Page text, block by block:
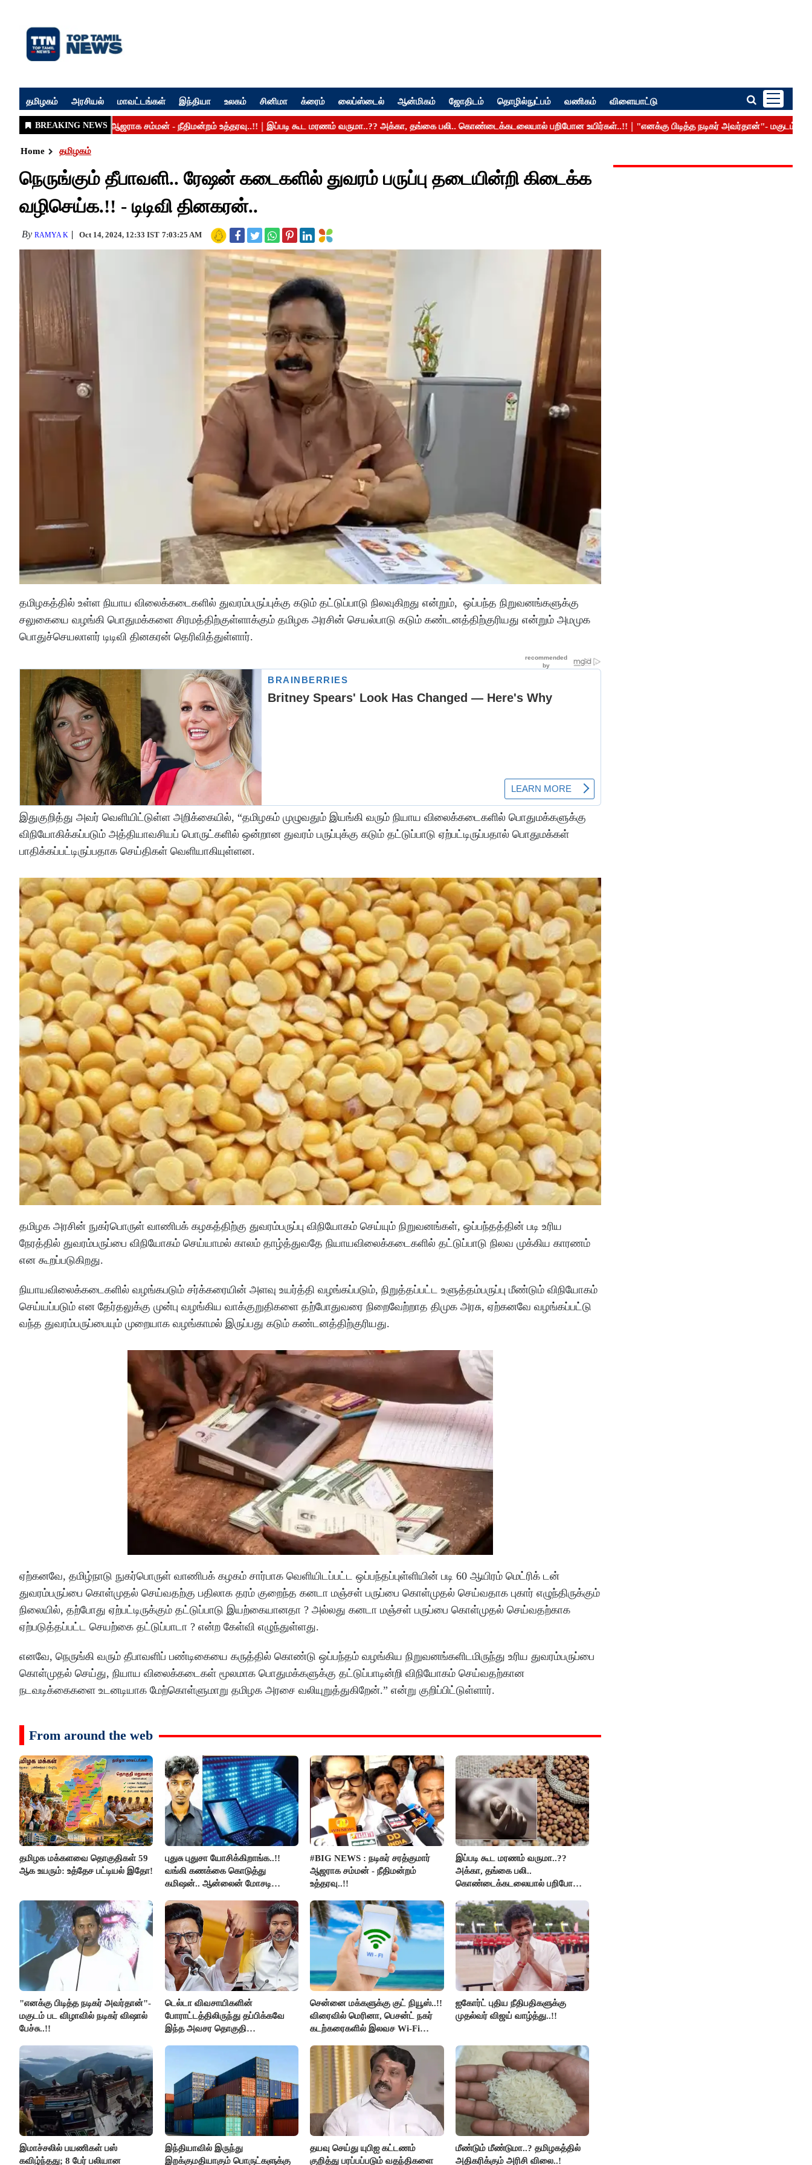
தமிழகம் அரசியல் மாவட்டங்கள் இந்தியா உலகம் சினிமா க்ரைம் லைப்ஸ்டைல் ஆன்மிகம் ஜோதிடம் தொழில்நுட்பம் வணிகம் விளையாட்டு
Home தமிழகம்
நெருங்கும் தீபாவளி.. ரேஷன் கடைகளில் துவரம் பருப்பு தடையின்றி கிடைக்க
வழிசெய்க.!! - டிடிவி தினகரன்..
By RAMYA K Oct 14, 2024, 12:33 IST 7:03:25 AM
தமிழகத்தில் உள்ள நியாய விலைக்கடைகளில் துவரம்பருப்புக்கு கடும் தட்டுப்பாடு நிலவுகிறது என்றும், ஒப்பந்த நிறுவனங்களுக்கு
சலுகையை வழங்கி பொதுமக்களை சிரமத்திற்குள்ளாக்கும் தமிழக அரசின் செயல்பாடு கடும் கண்டனத்திற்குரியது என்றும் அமமுக
பொதுச்செயலாளர் டிடிவி தினகரன் தெரிவித்துள்ளார்.
இதுகுறித்து அவர் வெளியிட்டுள்ள அறிக்கையில், “தமிழகம் முழுவதும் இயங்கி வரும் நியாய விலைக்கடைகளில் பொதுமக்களுக்கு
விநியோகிக்கப்படும் அத்தியாவசியப் பொருட்களில் ஒன்றான துவரம் பருப்புக்கு கடும் தட்டுப்பாடு ஏற்பட்டிருப்பதால் பொதுமக்கள்
பாதிக்கப்பட்டிருப்பதாக செய்திகள் வெளியாகியுள்ளன.
தமிழக அரசின் நுகர்பொருள் வாணிபக் கழகத்திற்கு துவரம்பருப்பு விநியோகம் செய்யும் நிறுவனங்கள், ஒப்பந்தத்தின் படி உரிய
நேரத்தில் துவரம்பருப்பை விநியோகம் செய்யாமல் காலம் தாழ்த்துவதே நியாயவிலைக்கடைகளில் தட்டுப்பாடு நிலவ முக்கிய காரணம்
என கூறப்படுகிறது.
நியாயவிலைக்கடைகளில் வழங்கபடும் சர்க்கரையின் அளவு உயர்த்தி வழங்கப்படும், நிறுத்தப்பட்ட உளுத்தம்பருப்பு மீண்டும் விநியோகம்
செய்யப்படும் என தேர்தலுக்கு முன்பு வழங்கிய வாக்குறுதிகளை தற்போதுவரை நிறைவேற்றாத திமுக அரசு, ஏற்கனவே வழங்கப்பட்டு
வந்த துவரம்பருப்பையும் முறையாக வழங்காமல் இருப்பது கடும் கண்டனத்திற்குரியது.
ஏற்கனவே, தமிழ்நாடு நுகர்பொருள் வாணிபக் கழகம் சார்பாக வெளியிடப்பட்ட ஒப்பந்தப்புள்ளியின் படி 60 ஆயிரம் மெட்ரிக் டன்
துவரம்பருப்பை கொள்முதல் செய்வதற்கு பதிலாக தரம் குறைந்த கனடா மஞ்சள் பருப்பை கொள்முதல் செய்வதாக புகார் எழுந்திருக்கும்
நிலையில், தற்போது ஏற்பட்டிருக்கும் தட்டுப்பாடு இயற்கையானதா ? அல்லது கனடா மஞ்சள் பருப்பை கொள்முதல் செய்வதற்காக
ஏற்படுத்தப்பட்ட செயற்கை தட்டுப்பாடா ? என்ற கேள்வி எழுந்துள்ளது.
எனவே, நெருங்கி வரும் தீபாவளிப் பண்டிகையை கருத்தில் கொண்டு ஒப்பந்தம் வழங்கிய நிறுவனங்களிடமிருந்து உரிய துவரம்பருப்பை
கொள்முதல் செய்து, நியாய விலைக்கடைகள் மூலமாக பொதுமக்களுக்கு தட்டுப்பாடின்றி விநியோகம் செய்வதற்கான
நடவடிக்கைகளை உடனடியாக மேற்கொள்ளுமாறு தமிழக அரசை வலியுறுத்துகிறேன்.” என்று குறிப்பிட்டுள்ளார்.
From around the web
தமிழக மக்களவை தொகுதிகள் 59
ஆக உயரும்: உத்தேச பட்டியல் இதோ!
புதுசு புதுசா யோசிக்கிறாங்க..!!
வங்கி கணக்கை கொடுத்து
கமிஷன்.. ஆன்லைன் மோசடி
கைது..!!
#BIG NEWS : நடிகர் சரத்குமார்
ஆஜராக சம்மன் - நீதிமன்றம்
உத்தரவு..!!
இப்படி கூட மரணம் வருமா..??
அக்கா, தங்கை பலி..
கொண்டைக்கடலையால் பறிபோன
"எனக்கு பிடித்த நடிகர் அவர்தான்"-
மகுடம் பட விழாவில் நடிகர் விஷால்
பேச்சு..!!
டெல்டா விவசாயிகளின்
போராட்டத்திலிருந்து தப்பிக்கவே
இந்த அவசர தொகுதி
சென்னை மக்களுக்கு குட் நியூஸ்..!!
விரைவில் மெரினா, பெசன்ட் நகர்
கடற்கரைகளில் இலவச Wi-Fi
ஐகோர்ட் புதிய நீதிபதிகளுக்கு
முதல்வர் விஜய் வாழ்த்து..!!
இமாச்சலில் பயணிகள் பஸ்
கவிழ்ந்தது; 8 பேர் பலியான
இந்தியாவில் இருந்து
இறக்குமதியாகும் பொருட்களுக்கு
தயவு செய்து யுபிஐ கட்டணம்
குறித்து பரப்பப்படும் வதந்திகளை
மீண்டும் மீண்டுமா..? தமிழகத்தில்
அதிகரிக்கும் அரிசி விலை..!